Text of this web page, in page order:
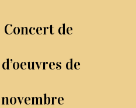
Concert de
de